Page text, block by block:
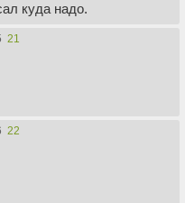
куда надо.
21
22